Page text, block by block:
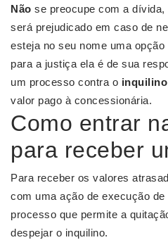
Não se preocupe com a dívida,
será prejudicado em caso de
esteja no seu nome uma opção
para a justiça ela é de sua
um processo contra o inquilino
valor pago à concessionária.
Como entrar
para receber
Para receber os valores
com uma ação de execução de
processo que permite a
despejar o inquilino.